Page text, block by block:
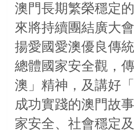
澳門長期繁榮穩定
來將持續團結廣大
揚愛國愛澳優良傳
總體國家安全觀，
澳」精神，及講好「
成功實踐的澳門故
家安全、社會穩定